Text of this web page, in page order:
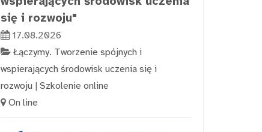
się i rozwoju"
17.08.2026
Łączymy. Tworzenie spójnych i
wspierających środowisk uczenia się i
rozwoju | Szkolenie online
On line